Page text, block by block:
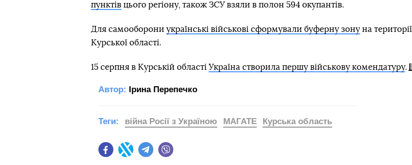
пунктів цього регіону, також ЗСУ взяли в полон 594 окупантів.
Для самооборони українські військові сформували буферну зону на території
Курської області.
15 серпня в Курській області Україна створила першу військову комендатуру.
Автор: Ірина Перепечко
FacebookTwitter Telegram
Теги: війна Росії з Україною МАГАТЕ Курська область